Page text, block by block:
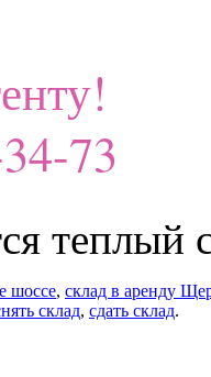
73
теплый
шоссе, склад в аренду
склад, сдать склад.